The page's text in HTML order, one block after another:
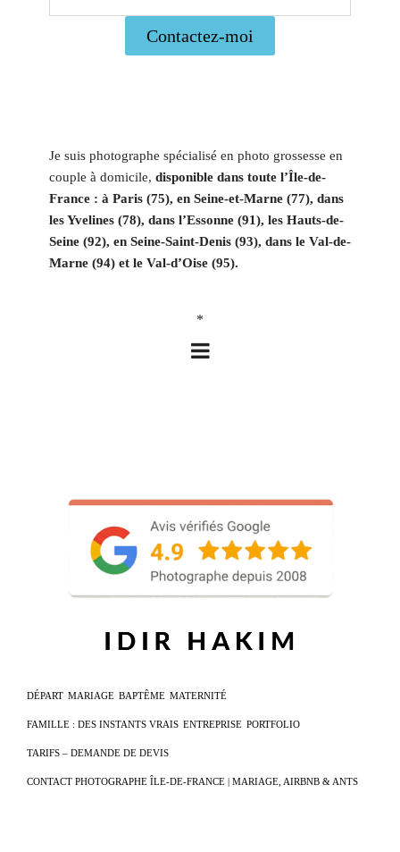
Contactez-moi
Je suis photographe spécialisé en photo grossesse en
couple à domicile, disponible dans toute l’Île-de-
France : à Paris (75), en Seine-et-Marne (77), dans
les Yvelines (78), dans l’Essonne (91), les Hauts-de-
Seine (92), en Seine-Saint-Denis (93), dans le Val-de-
Marne (94) et le Val-d’Oise (95).
*
DÉPART MARIAGE BAPTÊME MATERNITÉ
FAMILLE : DES INSTANTS VRAIS ENTREPRISE PORTFOLIO
TARIFS – DEMANDE DE DEVIS
CONTACT PHOTOGRAPHE ÎLE-DE-FRANCE | MARIAGE, AIRBNB & ANTS